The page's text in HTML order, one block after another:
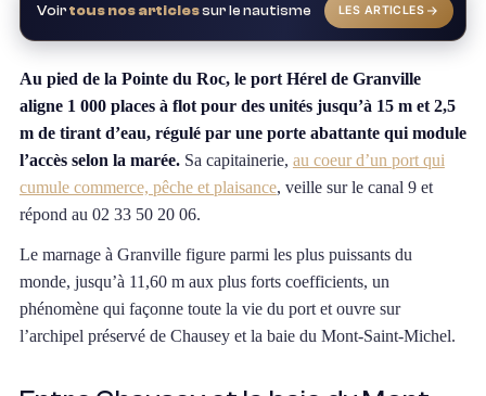
Voir tous nos articlessur le nautisme LES ARTICLES
Au pied de la Pointe du Roc, le port Hérel de Granville
aligne 1 000 places à flot pour des unités jusqu’à 15 m et 2,5
m de tirant d’eau, régulé par une porte abattante qui module
l’accès selon la marée.Sa capitainerie, au coeur d’un port qui
cumule commerce, pêche et plaisance, veille sur le canal 9 et
répond au 02 33 50 20 06.
Le marnage à Granville figure parmi les plus puissants du
monde, jusqu’à 11,60 m aux plus forts coefficients, un
phénomène qui façonne toute la vie du port et ouvre sur
l’archipel préservé de Chausey et la baie du Mont-Saint-Michel.